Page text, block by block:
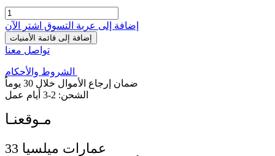
إضافة إلى عربة التسوق اشترِ الآن
إضافة إلى قائمة الأمنيات
تواصل معنا
الشروط والأحكام
ضمان إرجاع الأموال خلال 30 يوماً
الشحن: 2-3 أيام عمل